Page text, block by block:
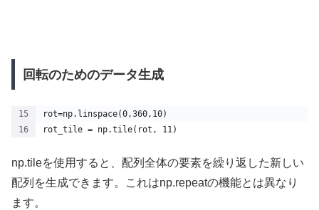
回転のためのデータ生成
rot=np.linspace(0,360,10)
rot_tile = np.tile(rot, 11)
np.tileを使用すると、配列全体の要素を繰り返した新しい
配列を生成できます。これはnp.repeatの機能とは異なり
ます。